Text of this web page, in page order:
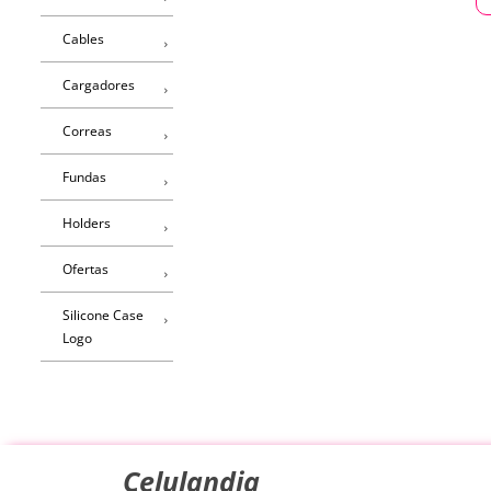
Cables
Cargadores
Correas
Fundas
Holders
Ofertas
Silicone Case
Logo
Celulandia